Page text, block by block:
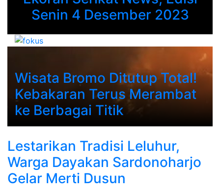
Senin 4 Desember 2023
Wisata Bromo Ditutup Total!
Kebakaran Terus Merambat
ke Berbagai Titik
Lestarikan Tradisi Leluhur,
Warga Dayakan Sardonoharjo
Gelar Merti Dusun